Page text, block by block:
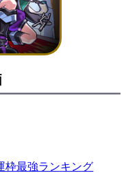
枠最強ランキング